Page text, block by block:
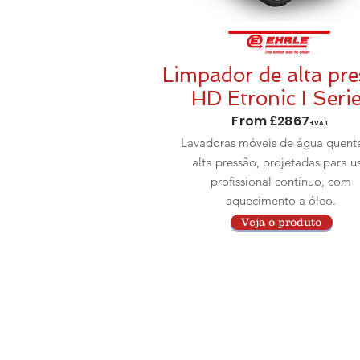
Limpador de alta
HD Etronic I
From £2867+VAT
Lavadoras móveis de água
alta pressão, projetadas para
profissional contínuo, com
aquecimento a óleo.
Veja o produto